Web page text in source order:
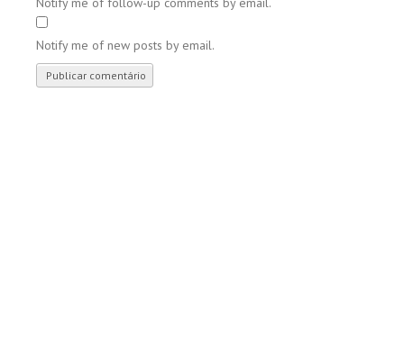
Notify me of new posts by email.